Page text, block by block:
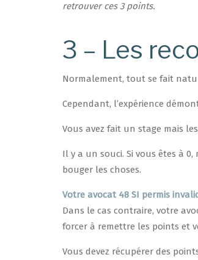
retrouver ces 3 points.
3 – Les
Normalement, tout se fait
Cependant, l’expérience
Vous avez fait un stage mais
Il y a un souci. Si vous êtes à
bouger les choses.
Votre avocat 48 SI permis
Dans le cas contraire, votre
forcer à remettre les points et
Vous devez récupérer des